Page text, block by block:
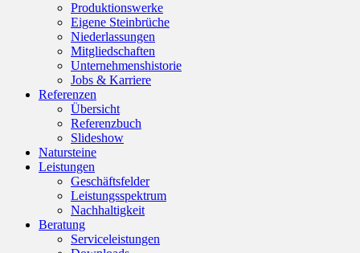
Produktionswerke
Eigene Steinbrüche
Niederlassungen
Mitgliedschaften
Unternehmenshistorie
Jobs & Karriere
Referenzen
Übersicht
Referenzbuch
Slideshow
Natursteine
Leistungen
Geschäftsfelder
Leistungsspektrum
Nachhaltigkeit
Beratung
Serviceleistungen